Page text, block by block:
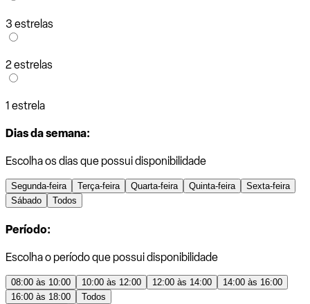
3 estrelas
2 estrelas
1 estrela
Dias da semana:
Escolha os dias que possui disponibilidade
Segunda-feira Terça-feira Quarta-feira Quinta-feira
Sexta-feira
Sábado
Todos
Período:
Escolha o período que possui disponibilidade
08:00 às 10:00 10:00 às 12:00 12:00 às 14:00
14:00 às 16:00
16:00 às 18:00
Todos